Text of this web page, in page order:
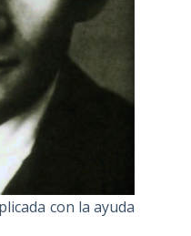
con la ayuda